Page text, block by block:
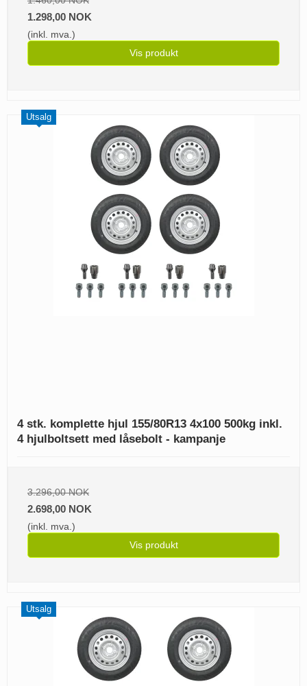
1.298,00 NOK
(inkl. mva.)
Vis produkt
Utsalg
4 stk. komplette hjul 155/80R13 4x100 500kg inkl.
4 hjulboltsett med låsebolt - kampanje
3.296,00 NOK
2.698,00 NOK
(inkl. mva.)
Vis produkt
Utsalg